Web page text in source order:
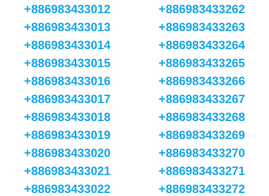
+886983433012
+886983433013
+886983433014
+886983433015
+886983433016
+886983433017
+886983433018
+886983433019
+886983433020
+886983433021
+886983433022
+886983433262
+886983433263
+886983433264
+886983433265
+886983433266
+886983433267
+886983433268
+886983433269
+886983433270
+886983433271
+886983433272